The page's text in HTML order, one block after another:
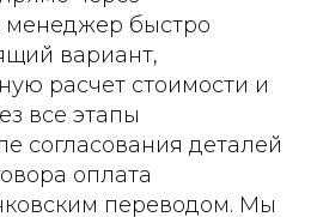
быстро
вариант,
расчет стоимости и
все этапы
согласования деталей
оплата
переводом. Мы